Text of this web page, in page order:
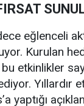
eğlenceli
Kurulan
etkinlikler
Yıllardır
yaptığı